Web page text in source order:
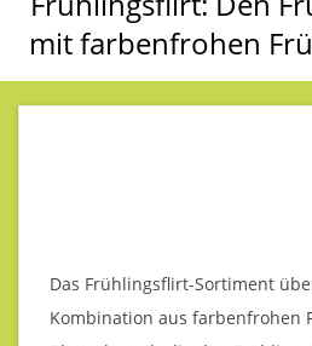
A
R
N
Navigation
Menu
mit farbenfrohen
Das Frühlingsflirt-Sortiment
Kombination aus farbenfrohen